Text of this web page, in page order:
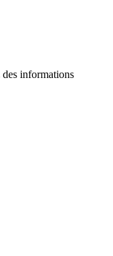
informations